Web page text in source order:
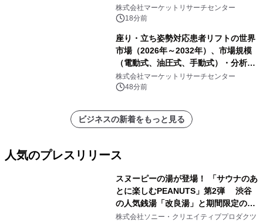
ァン、空気循環システム）・分析レポ
ートを発表
株式会社マーケットリサーチセンター
18分前
座り・立ち姿勢対応患者リフトの世界
市場（2026年～2032年）、市場規模
（電動式、油圧式、手動式）・分析レ
ポートを発表
株式会社マーケットリサーチセンター
48分前
ビジネスの新着をもっと見る
人気のプレスリリース
スヌーピーの湯が登場！ 「サウナのあ
とに楽しむPEANUTS」第2弾 渋谷
の人気銭湯「改良湯」と期間限定のコ
ラボレーション サウナイキタイコラ
株式会社ソニー・クリエイティブプロダクツ